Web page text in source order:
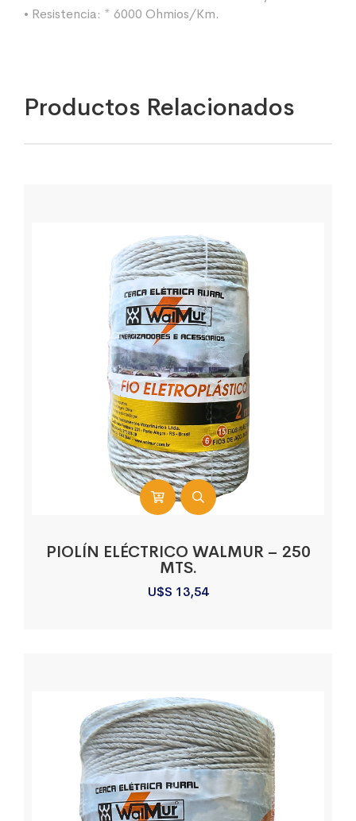
• Resistencia: * 6000 Ohmios/Km.
Productos Relacionados
PIOLÍN ELÉCTRICO WALMUR – 250
MTS.
U$S 13,54